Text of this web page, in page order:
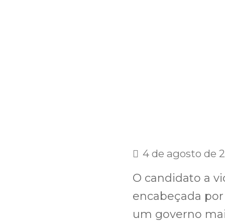
4 de agosto de
O candidato a
encabeçada
um governo